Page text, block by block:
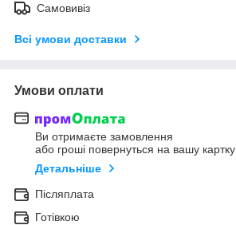
Самовивіз
Всі умови доставки
Умови оплати
Ви отримаєте замовлення
або гроші повернуться на вашу картку
Детальніше
Післяплата
Готівкою